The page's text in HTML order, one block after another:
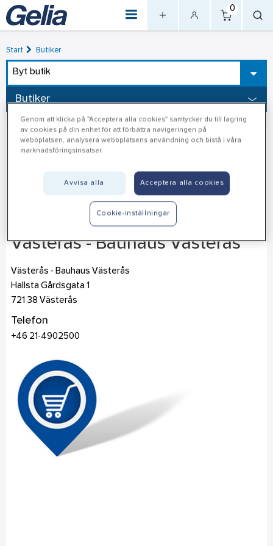
0
Start Butiker
Byt butik
Butiker
Västerås - Bauhaus Västerås
Västerås - Bauhaus Västerås
Hallsta Gårdsgata 1
721 38 Västerås
Telefon
+46 21-4902500
Genom att klicka på "Acceptera alla cookies" samtycker du till lagring
av cookies på din enhet för att förbättra navigeringen på
webbplatsen, analysera webbplatsens användning och bistå i våra
marknadsföringsinsatser.
Avvisa alla Acceptera alla cookies
Cookie-inställningar